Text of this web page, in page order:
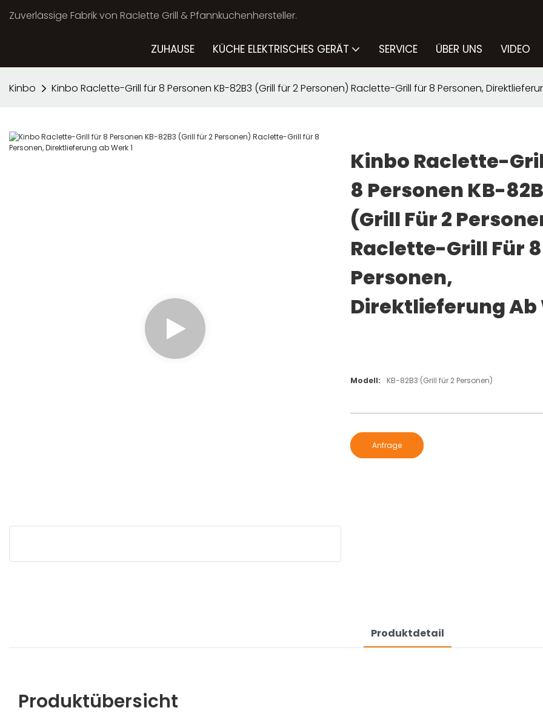
Zuverlässige Fabrik von Raclette Grill & Pfannkuchenhersteller.
ZUHAUSE KÜCHE ELEKTRISCHES GERÄT SERVICE ÜBER UNS VIDEO
Kinbo Kinbo Raclette-Grill für 8 Personen KB-82B3 (Grill für 2 Personen) Raclette-Grill für 8 Personen,
Kinbo Raclette-
8 Personen KB-
(Grill Für 2
Raclette-Grill Für 8
Personen,
Direktlieferung Ab
Modell: KB-82B3 (Grill für 2 Personen)
Anfrage
Produktdetail
Produktübersicht